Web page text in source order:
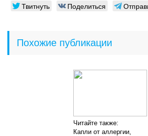
Твитнуть Поделиться
Похожие публикации
Читайте также:
Капли от аллергии,